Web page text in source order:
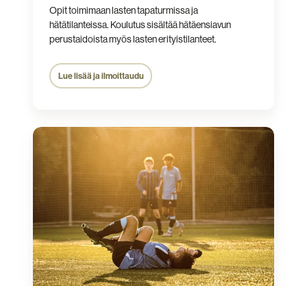
Opit toimimaan lasten tapaturmissa ja
hätätilanteissa. Koulutus sisältää hätäensiavun
perustaidoista myös lasten erityistilanteet.
Lue lisää ja ilmoittaudu
Liikunta-
alan